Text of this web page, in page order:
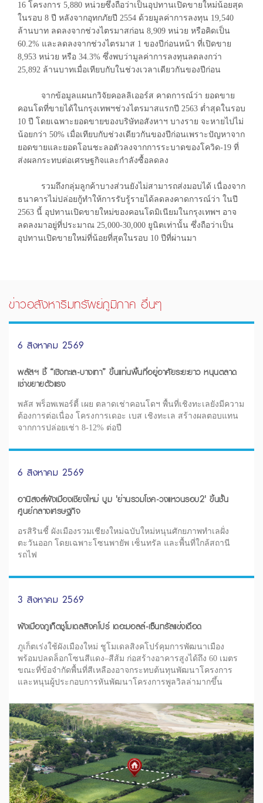
16 โครงการ 5,880 หน่วยซึ่งถือว่าเป็นอุปทานเปิดขายใหม่น้อยสุด
ในรอบ 8 ปี หลังจากอุทกภัยปี 2554 ด้วยมูลค่าการลงทุน 19,540
ล้านบาท ลดลงจากช่วงไตรมาสก่อน 8,909 หน่วย หรือคิดเป็น
60.2% และลดลงจากช่วงไตรมาส 1 ของปีก่อนหน้า ที่เปิดขาย
8,953 หน่วย หรือ 34.3% ซึ่งพบว่ามูลค่าการลงทุนลดลงกว่า
25,892 ล้านบาทเมื่อเทียบกับในช่วงเวลาเดียวกันของปีก่อน
จากข้อมูลแผนกวิจัยคอลลิเออร์ส คาดการณ์ว่า ยอดขาย
คอนโดที่ขายได้ในกรุงเทพฯช่วงไตรมาสแรกปี 2563 ต่ำสุดในรอบ
10 ปี โดยเฉพาะยอดขายของบริษัทอสังหาฯ บางราย จะหายไปไม่
น้อยกว่า 50% เมื่อเทียบกับช่วงเดียวกันของปีก่อนเพราะปัญหาจาก
ยอดขายและยอดโอนชะลอตัวลงจากการระบาดของโควิด-19 ที่
ส่งผลกระทบต่อเศรษฐกิจและกำลังซื้อลดลง
รวมถึงกลุ่มลูกค้าบางส่วนยังไม่สามารถส่งมอบได้ เนื่องจาก
ธนาคารไม่ปล่อยกู้ทำให้การรับรู้รายได้ลดลงคาดการณ์ว่า ในปี
2563 นี้ อุปทานเปิดขายใหม่ของคอนโดมิเนียมในกรุงเทพฯ อาจ
ลดลงมาอยู่ที่ประมาณ 25,000-30,000 ยูนิตเท่านั้น ซึ่งถือว่าเป็น
อุปทานเปิดขายใหม่ที่น้อยที่สุดในรอบ 10 ปีที่ผ่านมา
ข่าวอสังหาริมทรัพย์ภูมิภาค อื่นๆ
6 สิงหาคม 2569
พลัสฯ ชี้ “เชิงทะเล-บางเทา” ขึ้นแท่นพื้นที่อยู่อาศัยระยะยาว หนุนตลาด
เช่าขยายตัวแรง
พลัส พร็อพเพอร์ตี้ เผย ตลาดเช่าคอนโดฯ พื้นที่เชิงทะเลยังมีความ
ต้องการต่อเนื่อง โครงการเดอะ เบส เชิงทะเล สร้างผลตอบแทน
จากการปล่อยเช่า 8-12% ต่อปี
6 สิงหาคม 2569
อานิสงส์ผังเมืองเชียงใหม่ บูม 'ย่านรวมโชค-วงแหวนรอบ2' ขึ้นชั้น
ศูนย์กลางเศรษฐกิจ
อรสิรินชี้ ผังเมืองรวมเชียงใหม่ฉบับใหม่หนุนศักยภาพทำเลฝั่ง
ตะวันออก โดยเฉพาะโซนพายัพ เซ็นทรัล และพื้นที่ใกล้สถานี
รถไฟ
3 สิงหาคม 2569
ผังเมืองภูเก็ตชูโมเดลสิงคโปร์ เดอะมอลล์-เซ็นทรัลแข่งเดือด
ภูเก็ตเร่งใช้ผังเมืองใหม่ ชูโมเดลสิงคโปร์คุมการพัฒนาเมือง
พร้อมปลดล็อกโซนสีแดง–สีส้ม ก่อสร้างอาคารสูงได้ถึง 60 เมตร
ขณะที่ข้อจำกัดพื้นที่สีเหลืองอาจกระทบต้นทุนพัฒนาโครงการ
และหนุนผู้ประกอบการหันพัฒนาโครงการพูลวิลล่ามากขึ้น